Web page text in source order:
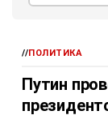
//ПОЛИТИКА
Путин